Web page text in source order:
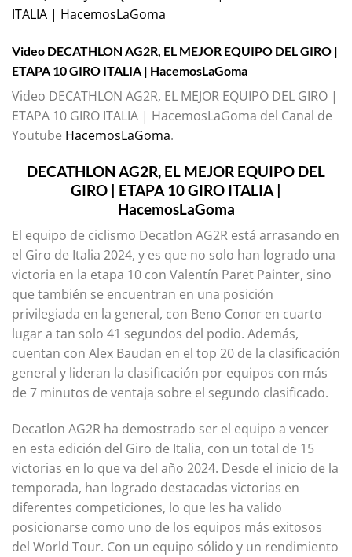
ITALIA | HacemosLaGoma
Video DECATHLON AG2R, EL MEJOR EQUIPO DEL GIRO |
ETAPA 10 GIRO ITALIA | HacemosLaGoma
Video DECATHLON AG2R, EL MEJOR EQUIPO DEL GIRO |
ETAPA 10 GIRO ITALIA | HacemosLaGoma del Canal de
Youtube HacemosLaGoma.
DECATHLON AG2R, EL MEJOR EQUIPO DEL
GIRO | ETAPA 10 GIRO ITALIA |
HacemosLaGoma
El equipo de ciclismo Decatlon AG2R está arrasando en
el Giro de Italia 2024, y es que no solo han logrado una
victoria en la etapa 10 con Valentín Paret Painter, sino
que también se encuentran en una posición
privilegiada en la general, con Beno Conor en cuarto
lugar a tan solo 41 segundos del podio. Además,
cuentan con Alex Baudan en el top 20 de la clasificación
general y lideran la clasificación por equipos con más
de 7 minutos de ventaja sobre el segundo clasificado.
Decatlon AG2R ha demostrado ser el equipo a vencer
en esta edición del Giro de Italia, con un total de 15
victorias en lo que va del año 2024. Desde el inicio de la
temporada, han logrado destacadas victorias en
diferentes competiciones, lo que les ha valido
posicionarse como uno de los equipos más exitosos
del World Tour. Con un equipo sólido y un rendimiento